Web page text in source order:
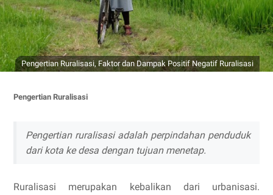
Pengertian Ruralisasi, Faktor dan Dampak Positif Negatif Ruralisasi
Pengertian Ruralisasi
Pengertian ruralisasi adalah perpindahan penduduk
dari kota ke desa dengan tujuan menetap.
Ruralisasi merupakan kebalikan dari urbanisasi.